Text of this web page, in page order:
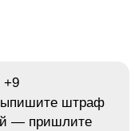
+9
штраф
— пришлите